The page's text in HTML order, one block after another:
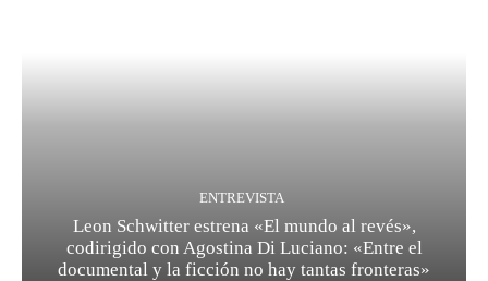
ENTREVISTA
Leon Schwitter estrena «El mundo al revés»,
codirigido con Agostina Di Luciano: «Entre el
documental y la ficción no hay tantas fronteras»